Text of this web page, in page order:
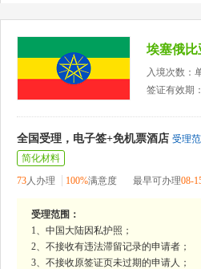
埃塞俄比
入境次数：
签证有效期
全国受理，电子签+免机票酒店 受理
简化材料
73人办理 100%满意度 最早可办理08-
受理范围：
1、中国大陆因私护照；
2、不接收有违法滞留记录的申请者；
3、不接收原签证页未过期的申请人；